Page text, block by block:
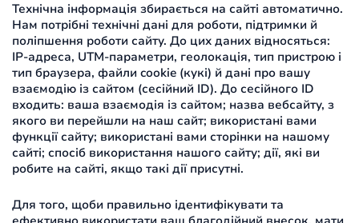
Технічна інформація збирається на сайті автоматично.
Нам потрібні технічні дані для роботи, підтримки й
поліпшення роботи сайту. До цих даних відносяться:
IP-адреса, UTM-параметри, геолокація, тип пристрою і
тип браузера, файли cookie (кукі) й дані про вашу
взаємодію із сайтом (сесійний ID). До сесійного ID
входить: ваша взаємодія із сайтом; назва вебсайту, з
якого ви перейшли на наш сайт; використані вами
функції сайту; використані вами сторінки на нашому
сайті; спосіб використання нашого сайту; дії, які ви
робите на сайті, якщо такі дії присутні.
Для того, щоби правильно ідентифікувати та